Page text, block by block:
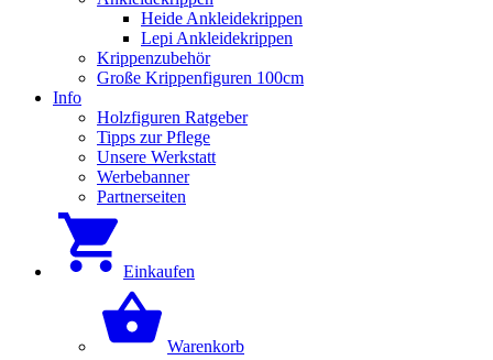
Heide Ankleidekrippen
Lepi Ankleidekrippen
Krippenzubehör
Große Krippenfiguren 100cm
Info
Holzfiguren Ratgeber
Tipps zur Pflege
Unsere Werkstatt
Werbebanner
Partnerseiten
Einkaufen
Warenkorb